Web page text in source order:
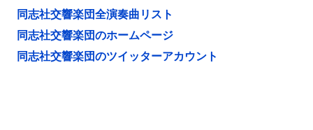
同志社交響楽団全演奏曲リスト
同志社交響楽団のホームページ
同志社交響楽団のツイッターアカウント